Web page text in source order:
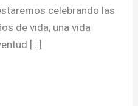
celebrando las
de vida, una vida
[…]